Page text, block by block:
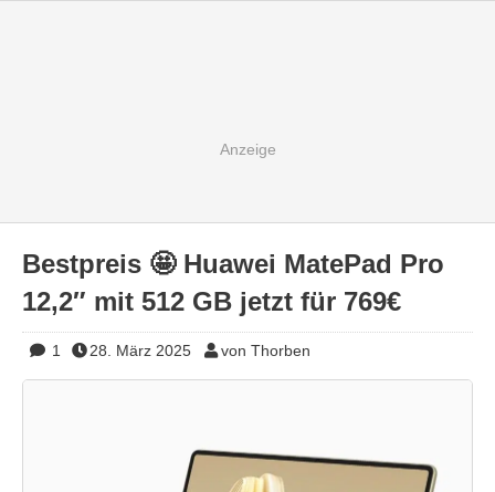
Bestpreis 🤩 Huawei MatePad Pro
12,2″ mit 512 GB jetzt für 769€
1 28. März 2025 von Thorben